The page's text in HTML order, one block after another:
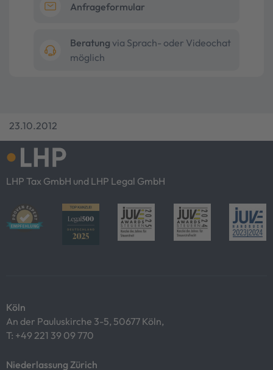
Anfrageformular
Beratung via Sprach- oder Videochat
möglich
23.10.2012
LHP Tax GmbH und LHP Legal GmbH
Köln
An der Pauluskirche 3-5, 50677 Köln,
T: +49 221 39 09 770
Niederlassung Zürich